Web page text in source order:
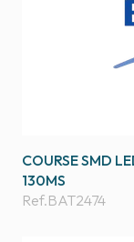
COURSE SMD
130MS
Ref.BAT2474